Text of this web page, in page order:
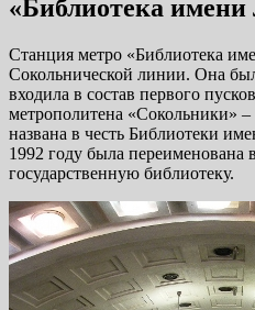
«Библиотека
Станция метро «Библиотека
Сокольнической линии. Она
входила в состав первого
метрополитена «Сокольники»
названа в честь Библиотеки
1992 году была переименована
государственную библиотеку.